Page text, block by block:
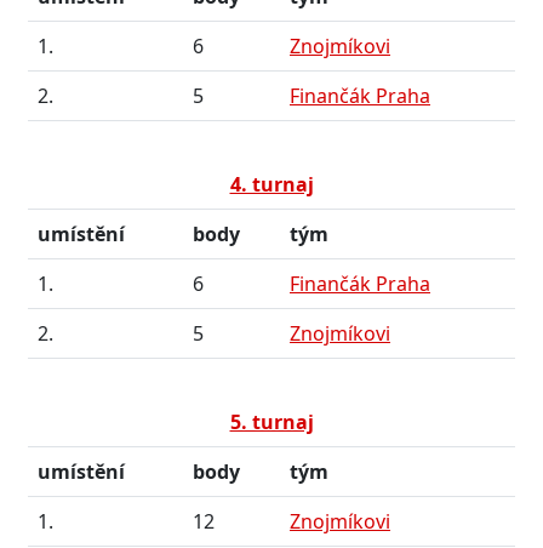
1.
6
Znojmíkovi
2.
5 Finančák Praha
4. turnaj
umístění
body
tým
1.
6
Finančák Praha
2.
5 Znojmíkovi
5. turnaj
umístění
body
tým
1.
12
Znojmíkovi